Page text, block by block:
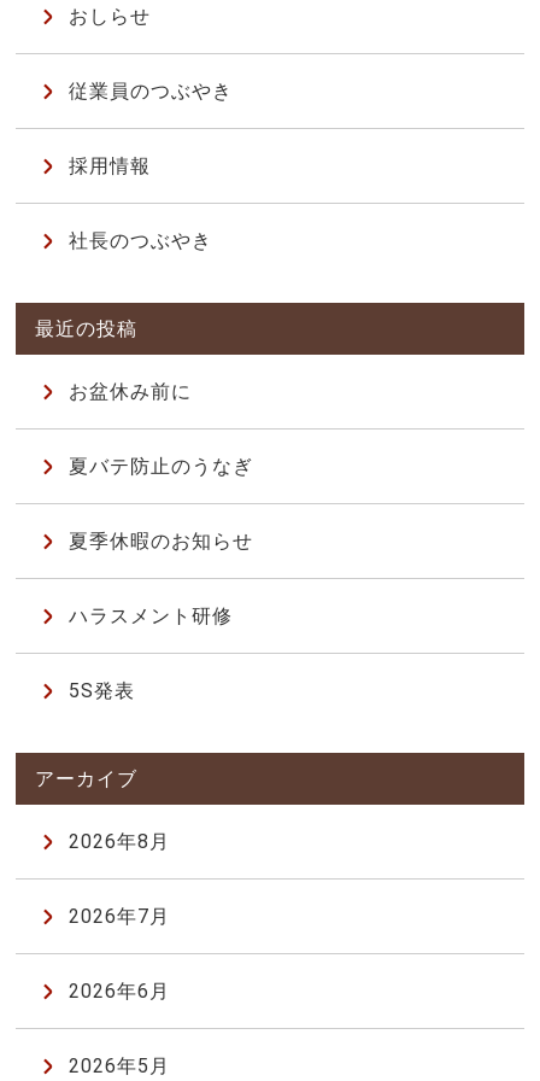
おしらせ
従業員のつぶやき
採用情報
社長のつぶやき
お盆休み前に
夏バテ防止のうなぎ
夏季休暇のお知らせ
ハラスメント研修
5S発表
2026年8月
2026年7月
2026年6月
2026年5月